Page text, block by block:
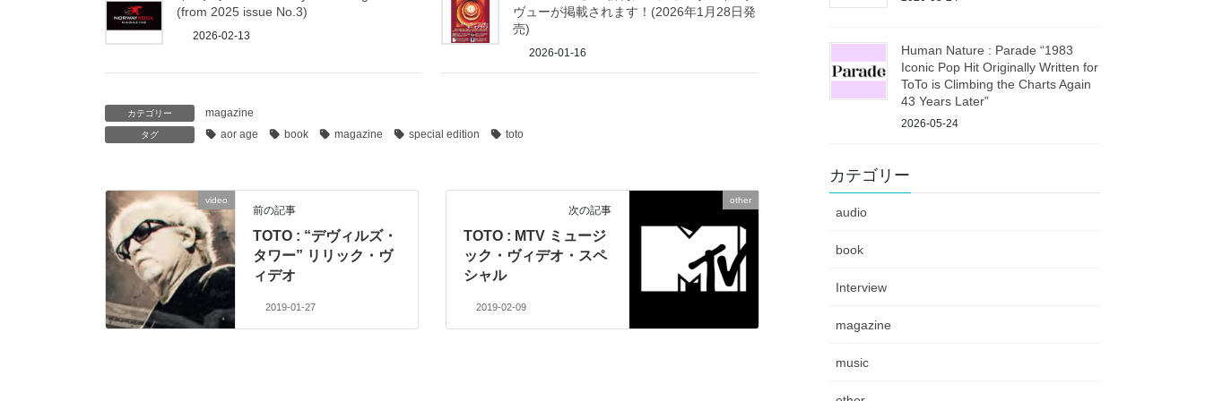
(from 2025 issue No.3)
2026-02-13
ヴューが掲載されます！(2026年1月28日発
売)
2026-01-16
カテゴリー magazine
タグ aor age book magazine special edition toto
video
前の記事
TOTO : “デヴィルズ・
タワー” リリック・ヴ
ィデオ
2019-01-27
other
次の記事
TOTO : MTV ミュージ
ック・ヴィデオ・スペ
シャル
2019-02-09
Human Nature : Parade “1983
Iconic Pop Hit Originally Written for
ToTo is Climbing the Charts Again
43 Years Later”
2026-05-24
カテゴリー
audio
book
Interview
magazine
music